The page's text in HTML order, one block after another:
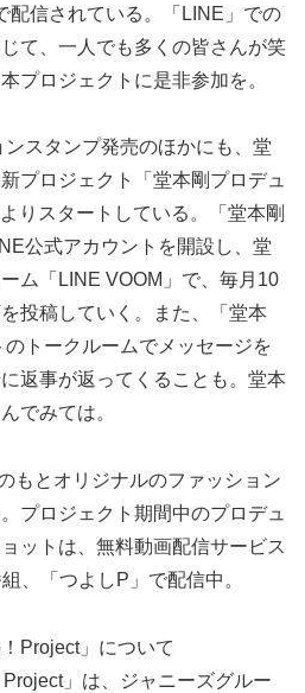
配信されている。「LINE」での
て、一人でも多くの皆さんが笑
プロジェクトに是非参加を。
スタンプ発売のほかにも、堂
プロジェクト「堂本剛プロデュ
りスタートしている。「堂本剛
公式アカウントを開設し、堂
ム「LINE VOOM」で、毎月10
投稿していく。また、「堂本
トークルームでメッセージを
返事が返ってくることも。堂本
でみては。
もとオリジナルのファッション
プロジェクト期間中のプロデュ
ットは、無料動画配信サービス
、「つよしP」で配信中。
Project」について
」は、ジャニーズグルー